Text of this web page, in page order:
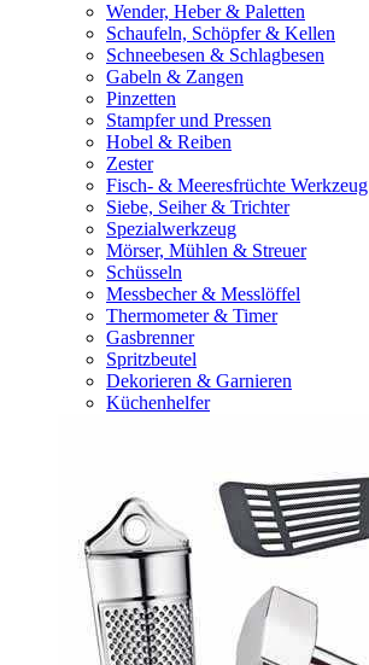
Wender, Heber & Paletten
Schaufeln, Schöpfer & Kellen
Schneebesen & Schlagbesen
Gabeln & Zangen
Pinzetten
Stampfer und Pressen
Hobel & Reiben
Zester
Fisch- & Meeresfrüchte Werkzeug
Siebe, Seiher & Trichter
Spezialwerkzeug
Mörser, Mühlen & Streuer
Schüsseln
Messbecher & Messlöffel
Thermometer & Timer
Gasbrenner
Spritzbeutel
Dekorieren & Garnieren
Küchenhelfer